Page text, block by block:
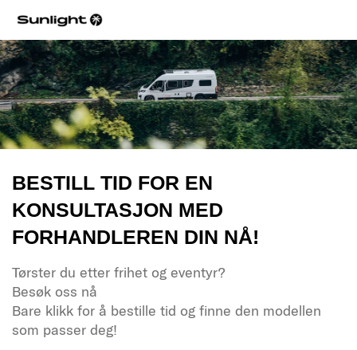
BESTILL TID FOR EN
KONSULTASJON MED
FORHANDLEREN DIN NÅ!
Tørster du etter frihet og eventyr?
Besøk oss nå
Bare klikk for å bestille tid og finne den modellen
som passer deg!